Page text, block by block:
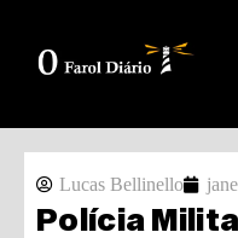
Lucas Bellinello
Polícia